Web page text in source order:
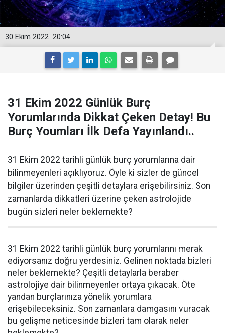
20:04
30 Ekim 2022
31 Ekim 2022 Günlük Burç
Yorumlarında Dikkat Çeken Detay! Bu
Burç Youmları İlk Defa Yayınlandı..
31 Ekim 2022 tarihli günlük burç yorumlarına dair
bilinmeyenleri açıklıyoruz. Öyle ki sizler de güncel
bilgiler üzerinden çeşitli detaylara erişebilirsiniz. Son
zamanlarda dikkatleri üzerine çeken astrolojide
bugün sizleri neler beklemekte?
31 Ekim 2022 tarihli günlük burç yorumlarını merak
ediyorsanız doğru yerdesiniz. Gelinen noktada bizleri
neler beklemekte? Çeşitli detaylarla beraber
astrolojiye dair bilinmeyenler ortaya çıkacak. Öte
yandan burçlarınıza yönelik yorumlara
erişebileceksiniz. Son zamanlara damgasını vuracak
bu gelişme neticesinde bizleri tam olarak neler